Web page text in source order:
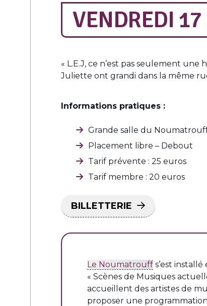
VENDREDI
« L.E.J, ce n’est pas seulement
Juliette ont grandi dans la même
Informations pratiques :
Grande salle du
Placement libre – Debout
Tarif prévente : 25 euros
Tarif membre : 20 euros
BILLETTERIE
Le Noumatrouff s’est
« Scènes de Musiques
accueillent des artistes de
proposer une